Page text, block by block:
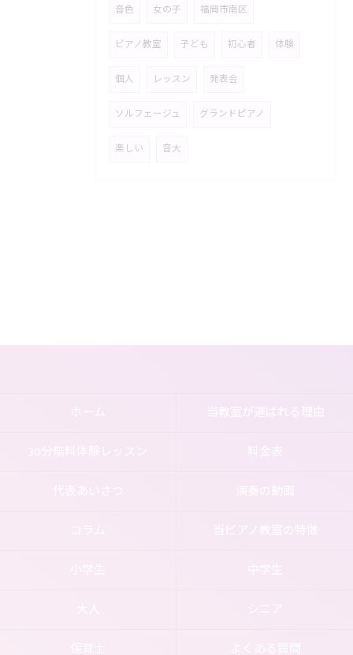
音色 女の子 福岡市南区
ピアノ教室 子ども 初心者 体験
個人 レッスン 発表会
ソルフェージュ グランドピアノ
楽しい 音大
当教室が選ばれる理由